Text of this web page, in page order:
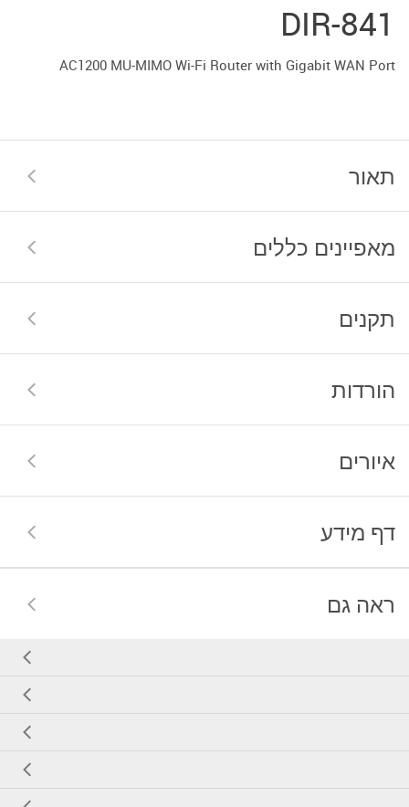
DIR-841
AC1200 MU-MIMO Wi-Fi Router with Gigabit WAN Port
תאור
מאפיינים כללים
תקנים
הורדות
איורים
דף מידע
ראה גם